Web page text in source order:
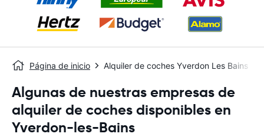
Página de inicio Alquiler de coches Yverdon Les Bains
Algunas de nuestras empresas de
alquiler de coches disponibles en
Yverdon-les-Bains